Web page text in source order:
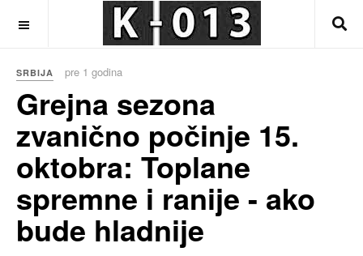
SRBIJA pre 1 godina
Grejna sezona
zvanično počinje 15.
oktobra: Toplane
spremne i ranije - ako
bude hladnije